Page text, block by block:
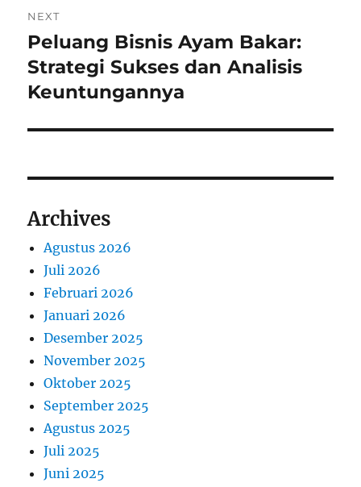
NEXT
Next
post:
Peluang Bisnis Ayam Bakar:
Strategi Sukses dan Analisis
Keuntungannya
Archives
Agustus 2026
Juli 2026
Februari 2026
Januari 2026
Desember 2025
November 2025
Oktober 2025
September 2025
Agustus 2025
Juli 2025
Juni 2025